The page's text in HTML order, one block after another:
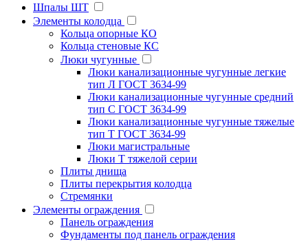
Шпалы ШТ
Элементы колодца
Кольца опорные КО
Кольца стеновые КС
Люки чугунные
Люки канализационные чугунные легкие
тип Л ГОСТ 3634-99
Люки канализационные чугунные средний
тип С ГОСТ 3634-99
Люки канализационные чугунные тяжелые
тип Т ГОСТ 3634-99
Люки магистральные
Люки Т тяжелой серии
Плиты днища
Плиты перекрытия колодца
Стремянки
Элементы ограждения
Панель ограждения
Фундаменты под панель ограждения